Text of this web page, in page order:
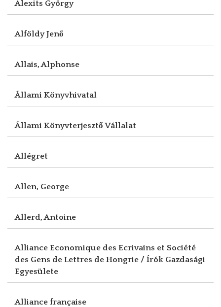
Alexits György
Alföldy Jenő
Allais, Alphonse
Állami Könyvhivatal
Állami Könyvterjesztő Vállalat
Allégret
Allen, George
Allerd, Antoine
Alliance Economique des Ecrivains et Société
des Gens de Lettres de Hongrie / Írók Gazdasági
Egyesülete
Alliance française